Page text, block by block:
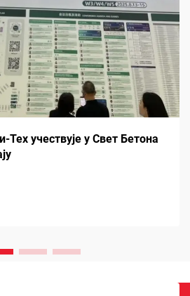
учествује у Свет Бетона